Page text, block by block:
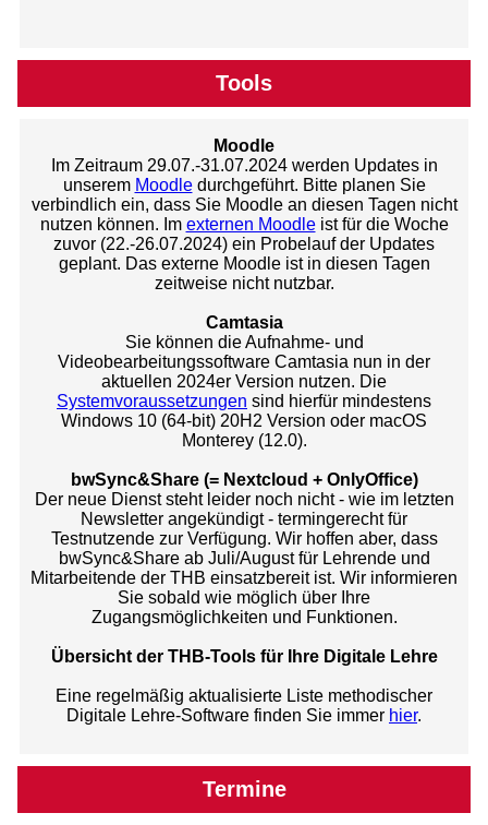
Tools
Moodle
Im Zeitraum 29.07.-31.07.2024 werden Updates in
unserem Moodledurchgeführt. Bitte planen Sie
verbindlich ein, dass Sie Moodle an diesen Tagen nicht
nutzen können. Im externen Moodleist für die Woche
zuvor (22.-26.07.2024) ein Probelauf der Updates
geplant. Das externe Moodle ist in diesen Tagen
zeitweise nicht nutzbar.
Camtasia
Sie können die Aufnahme- und
Videobearbeitungssoftware Camtasia nun in der
aktuellen 2024er Version nutzen. Die
Systemvoraussetzungen sind hierfür mindestens
Windows 10 (64-bit) 20H2 Version oder macOS
Monterey (12.0).
bwSync&Share (= Nextcloud + OnlyOffice)
Der neue Dienst steht leider noch nicht - wie im letzten
Newsletter angekündigt - termingerecht für
Testnutzende zur Verfügung. Wir hoffen aber, dass
bwSync&Share ab Juli/August für Lehrende und
Mitarbeitende der THB einsatzbereit ist. Wir informieren
Sie sobald wie möglich über Ihre
Zugangsmöglichkeiten und Funktionen.
Übersicht der THB-Tools für Ihre Digitale Lehre
Eine regelmäßig aktualisierte Liste methodischer
Digitale Lehre-Software finden Sie immer hier.
Termine